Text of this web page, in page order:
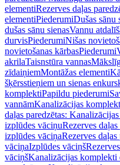
elementiRezerves daļas
elementiPiederumiDušas sānu
dušas sānu sienasVannu
durvisPiederumiNišas
novietošanas kārbasPiederumi
akrilaTaisnstūra vannas
zīdaiņiemMontāžas elementi
šķērsstieņiem un sienas
komplektiPapildu piederumi
vannāmKanalizācijas
daļas paredzētas:
izplūdes vāciņuRezerves
izplūdes vāciņaRezerves
vāciņaIzplūdes vāciņš
vāciņšKanalizācijas komplekti